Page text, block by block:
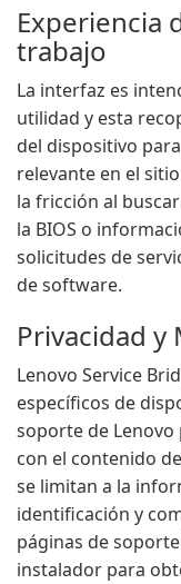
Experiencia
trabajo
La interfaz es
utilidad y esta
del dispositivo
relevante en el
la fricción al
la BIOS o
solicitudes de
de software.
Privacidad y
Lenovo Service
específicos de
soporte de
con el contenido
se limitan a la
identificación y
páginas de
instalador para